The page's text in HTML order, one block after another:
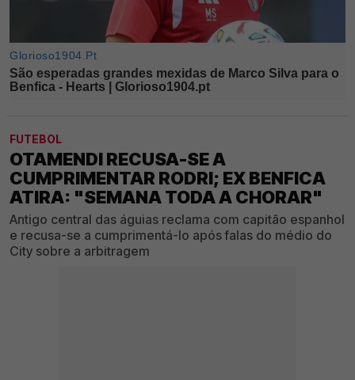
FUTEBOL
OTAMENDI RECUSA-SE A
CUMPRIMENTAR RODRI; EX BENFICA
ATIRA: "SEMANA TODA A CHORAR"
Antigo central das águias reclama com capitão espanhol
e recusa-se a cumprimentá-lo após falas do médio do
City sobre a arbitragem